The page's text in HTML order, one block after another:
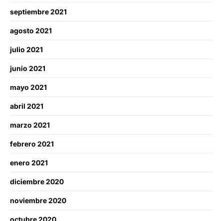
septiembre 2021
agosto 2021
julio 2021
junio 2021
mayo 2021
abril 2021
marzo 2021
febrero 2021
enero 2021
diciembre 2020
noviembre 2020